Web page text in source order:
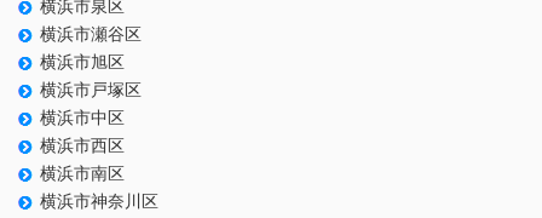
横浜市泉区
横浜市瀬谷区
横浜市旭区
横浜市戸塚区
横浜市中区
横浜市西区
横浜市南区
横浜市神奈川区